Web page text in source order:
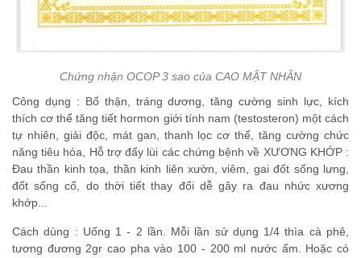
Chứng nhận OCOP 3 sao của CAO MẬT NHÂN
Công dụng : Bổ thận, tráng dương, tăng cường sinh lực, kích
thích cơ thể tăng tiết hormon giới tính nam (testosteron) một cách
tự nhiên, giải độc, mát gan, thanh lọc cơ thể, tăng cường chức
năng tiêu hóa, Hỗ trợ đẩy lùi các chứng bệnh về XƯƠNG KHỚP :
Đau thần kinh tọa, thần kinh liên xườn, viêm, gai đốt sống lưng,
đốt sống cổ, do thời tiết thay đổi dễ gây ra đau nhức xương
khớp...
Cách dùng : Uống 1 - 2 lần. Mỗi lần sử dụng 1/4 thìa cà phê,
tương đương 2gr cao pha vào 100 - 200 ml nước ấm. Hoặc có